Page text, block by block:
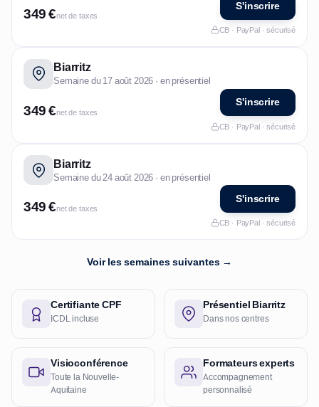
349 €net de taxes
S'inscrire
CB · PayPal · sécurisé
Biarritz
Semaine du 17 août 2026 · en présentiel
349 €net de taxes
S'inscrire
CB · PayPal · sécurisé
Biarritz
Semaine du 24 août 2026 · en présentiel
349 €net de taxes
S'inscrire
CB · PayPal · sécurisé
Voir les semaines suivantes →
Certifiante CPF
ICDL incluse
Présentiel Biarritz
Dans nos centres
Visioconférence
Toute la Nouvelle-
Aquitaine
Formateurs experts
Accompagnement
personnalisé